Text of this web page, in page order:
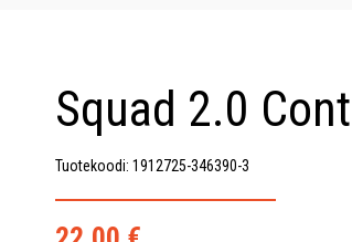
Squad 2.0
Tuotekoodi: 1912725-346390-3